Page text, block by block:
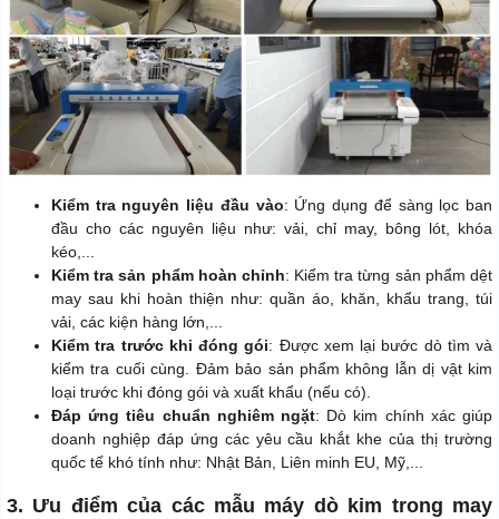
Kiểm tra nguyên liệu đầu vào: Ứng dụng để sàng lọc ban
đầu cho các nguyên liệu như: vải, chỉ may, bông lót, khóa
kéo,...
Kiểm tra sản phẩm hoàn chỉnh: Kiểm tra từng sản phẩm dệt
may sau khi hoàn thiện như: quần áo, khăn, khẩu trang, túi
vải, các kiện hàng lớn,...
Kiểm tra trước khi đóng gói: Được xem lại bước dò tìm và
kiểm tra cuối cùng. Đảm bảo sản phẩm không lẫn dị vật kim
loại trước khi đóng gói và xuất khẩu (nếu có).
Đáp ứng tiêu chuẩn nghiêm ngặt: Dò kim chính xác giúp
doanh nghiệp đáp ứng các yêu cầu khắt khe của thị trường
quốc tế khó tính như: Nhật Bản, Liên minh EU, Mỹ,...
3. Ưu điểm của các mẫu máy dò kim trong may